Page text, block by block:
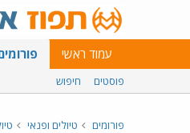
עמוד ראשי
פוסטים חיפוש
פורומים טיולים ופנאי